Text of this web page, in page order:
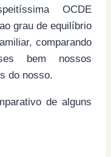
OCDE
grau de equilíbrio
comparando
bem nossos
do nosso.
de alguns